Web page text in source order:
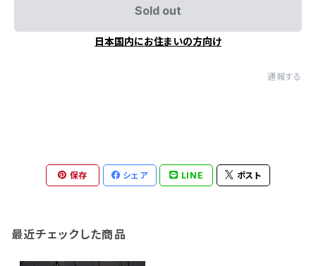
Sold out
日本国内にお住まいの方向け
通報する
保存 シェア LINE ポスト
最近チェックした商品